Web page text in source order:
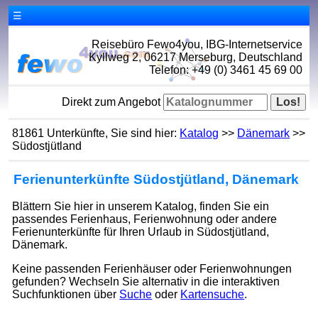
☰
Reisebüro Fewo4you, IBG-Internetservice
Kyllweg 2, 06217 Merseburg, Deutschland
Telefon: +49 (0) 3461 45 69 00
Direkt zum Angebot
81861 Unterkünfte, Sie sind hier: Katalog >> Dänemark >>
Südostjütland
Ferienunterkünfte Südostjütland, Dänemark
Blättern Sie hier in unserem Katalog, finden Sie ein
passendes Ferienhaus, Ferienwohnung oder andere
Ferienunterkünfte für Ihren Urlaub in Südostjütland,
Dänemark.
Keine passenden Ferienhäuser oder Ferienwohnungen
gefunden? Wechseln Sie alternativ in die interaktiven
Suchfunktionen über Suche oder Kartensuche.